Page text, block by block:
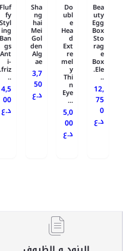
Bea
uty
Egg
Box
Sto
rag
e
Box
Ele.
..
12,
75
0
د.ع
Do
ubl
e
Hea
d
Ext
re
mel
y
Thi
n
Eye
...
5,0
00
د.ع
Sha
ng
hai
Mei
Gol
den
Alg
ae
3,7
50
د.ع
Fluf
fy
Styl
ing
Ban
gs
Ant
i-
friz.
..
4,5
00
د.ع